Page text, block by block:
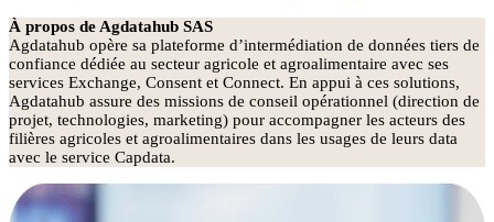
À propos de Agdatahub SAS
Agdatahub opère sa plateforme d’intermédiation de données tiers de
confiance dédiée au secteur agricole et agroalimentaire avec ses
services Exchange, Consent et Connect. En appui à ces solutions,
Agdatahub assure des missions de conseil opérationnel (direction de
projet, technologies, marketing) pour accompagner les acteurs des
filières agricoles et agroalimentaires dans les usages de leurs data
avec le service Capdata.